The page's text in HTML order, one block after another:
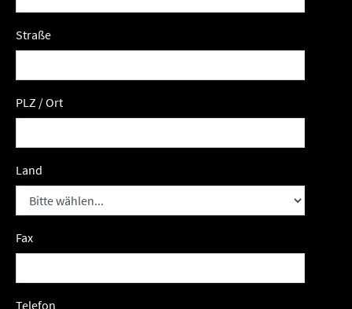
Straße
PLZ / Ort
Land
Fax
Telefon